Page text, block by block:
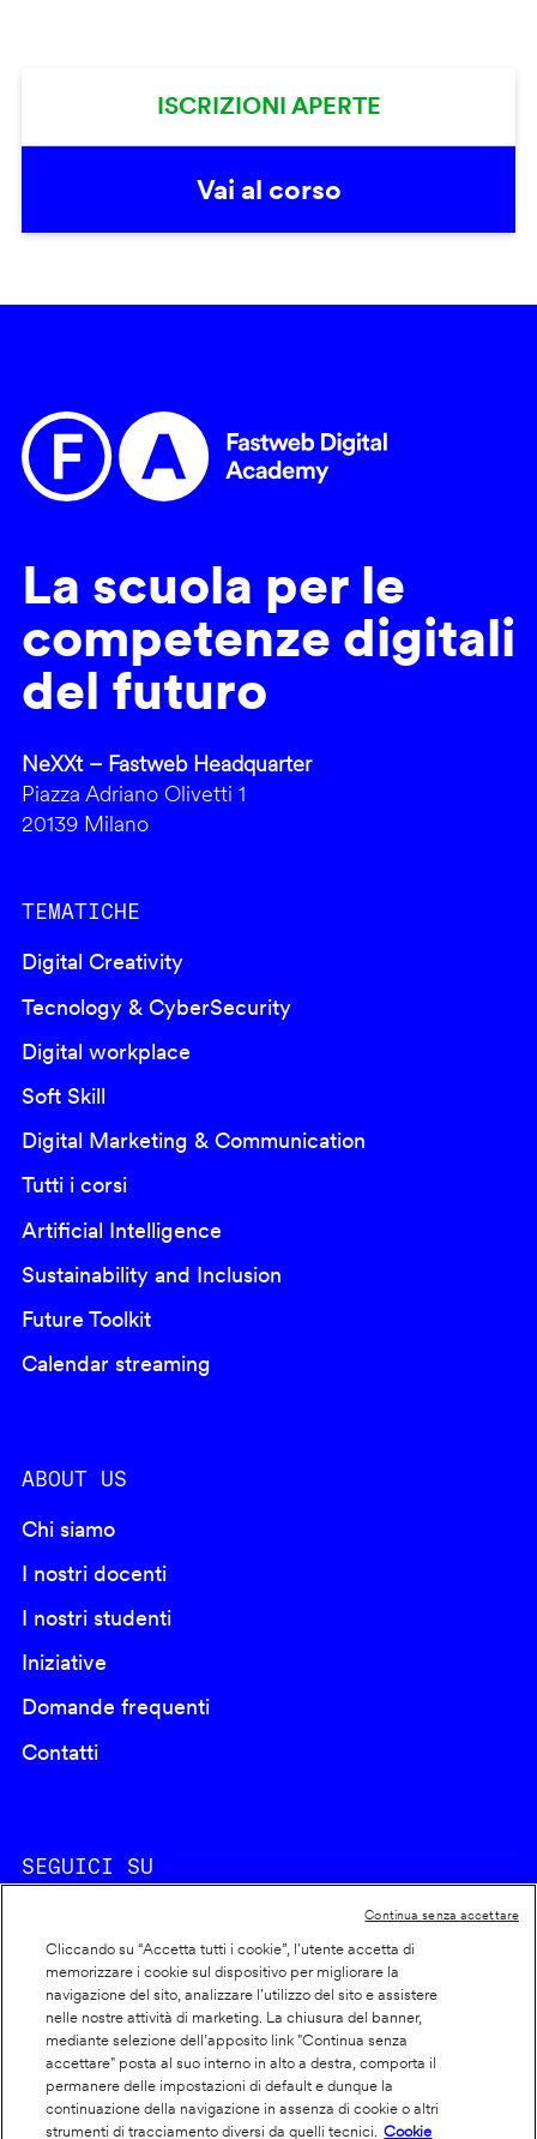
ISCRIZIONI APERTE
Vai al corso
La scuola per le
competenze digitali
del futuro
NeXXt – Fastweb Headquarter
Piazza Adriano Olivetti 1
20139 Milano
TEMATICHE
Digital Creativity
Tecnology & CyberSecurity
Digital workplace
Soft Skill
Digital Marketing & Communication
Tutti i corsi
Artificial Intelligence
Sustainability and Inclusion
Future Toolkit
Calendar streaming
ABOUT US
Chi siamo
I nostri docenti
I nostri studenti
Iniziative
Domande frequenti
Contatti
SEGUICI SU
Footer
info
Cookie policy
Dichiarazione di accessibilità
Privacy
Cliccando su “Accetta tutti i cookie”, l'utente accetta di
memorizzare i cookie sul dispositivo per migliorare la
navigazione del sito, analizzare l'utilizzo del sito e assistere
nelle nostre attività di marketing. La chiusura del banner,
mediante selezione dell’apposito link "Continua senza
accettare" posta al suo interno in alto a destra, comporta il
permanere delle impostazioni di default e dunque la
continuazione della navigazione in assenza di cookie o altri
strumenti di tracciamento diversi da quelli tecnici.
Cookie
Continua senza accettare